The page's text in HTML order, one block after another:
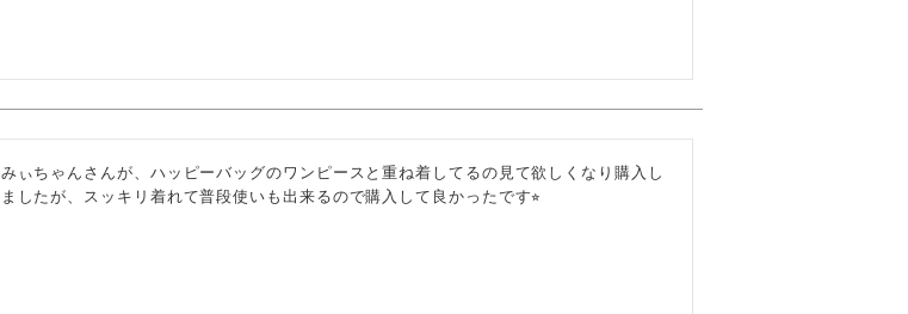
みぃちゃんさんが、ハッピーバッグのワンピースと重ね着してるの見て欲しくなり購入し